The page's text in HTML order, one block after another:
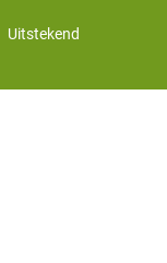
Uitstekend